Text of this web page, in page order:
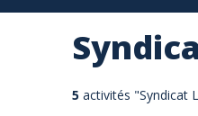
5 activités "Syndicat